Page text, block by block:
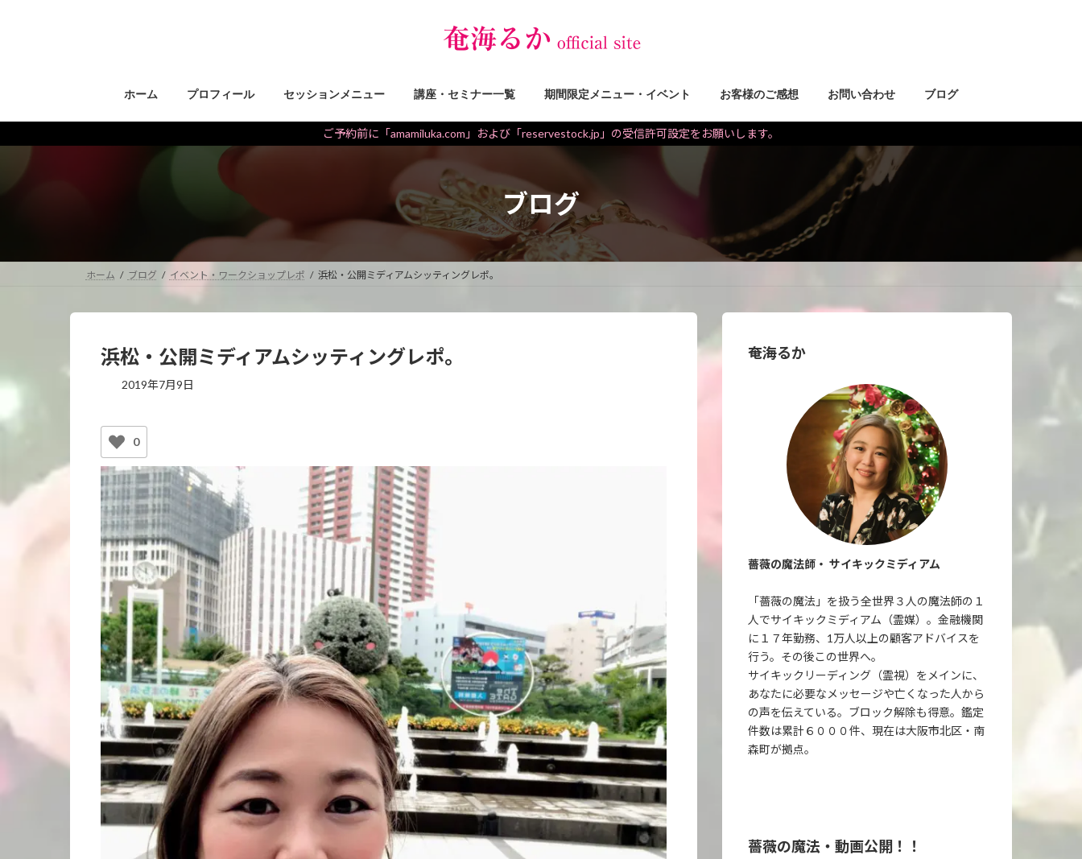
ス
キ
ン
に
ホーム プロフィール セッションメニュー 講座・セミナー一覧 期間限定メニュー・イベント お客様のご感想 お問い合わせ ブログ
ご予約前に「amamiluka.com」および「reservestock.jp」の受信許可設定をお願いします。
ブログ
ホーム ブログ イベント・ワークショップレポ 浜松・公開ミディアムシッティングレポ。
浜松・公開ミディアムシッティングレポ。
2019年7月9日
0
奄海るか
薔薇の魔法師・ サイキックミディアム
「薔薇の魔法」を扱う全世界３人の魔法師の１
人でサイキックミディアム（霊媒）。金融機関
に１７年勤務、1万人以上の顧客アドバイスを
行う。その後この世界へ。
サイキックリーディング（霊視）をメインに、
あなたに必要なメッセージや亡くなった人から
の声を伝えている。ブロック解除も得意。鑑定
件数は累計６０００件、現在は大阪市北区・南
森町が拠点。
薔薇の魔法・動画公開！！